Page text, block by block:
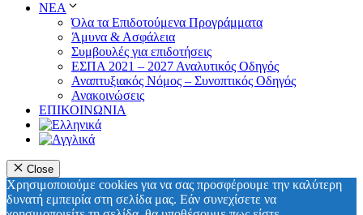
ΝΕΑ
Όλα τα Επιδοτούμενα Προγράμματα
Άμυνα & Ασφάλεια
Συμβουλές για επιδοτήσεις
ΕΣΠΑ 2021 – 2027 Αναλυτικός Οδηγός
Αναπτυξιακός Νόμος – Συνοπτικός Οδηγός
Ανακοινώσεις
ΕΠΙΚΟΙΝΩΝΙΑ
Close
Χρησιμοποιούμε cookies για να σας προσφέρουμε την καλύτερη
δυνατή εμπειρία στη σελίδα μας. Εάν συνεχίσετε να